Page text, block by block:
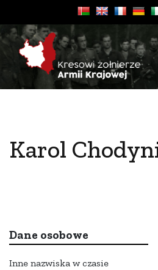
Karol
Dane osobowe
Inne nazwiska w czasie